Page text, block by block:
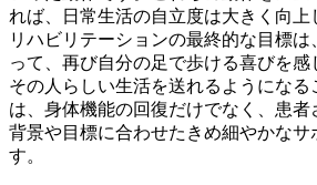
れば、
日常生活の自立度は大きく向上
リハビリテーションの最終的な目標
って、再び自分の足で歩ける喜びを感
その人らしい生活を送れるようになる
は、 身体機能の回復だけでなく、患
背景や目標に合わせたきめ細やかなサ
す。